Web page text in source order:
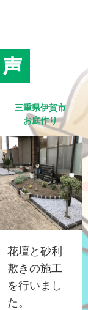
三重県伊賀市
お庭作り
花壇と砂利
敷きの施工
を行いまし
た。